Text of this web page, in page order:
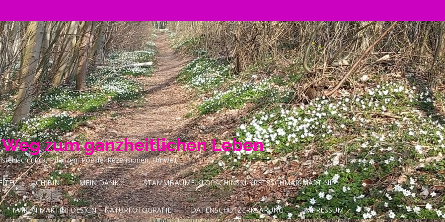
zum ganzheitlichen Leben
Pflanzen, Poesie, Rezensionen, Umwelt
ICH BIN MEIN DANK… STAMMBÄUME KLOPSCHINSKI-KRETZSCHMAR-MARTINI
MAREN MARTINI DESIGN – NATURFOTOGRAFIE DATENSCHUTZERKLÄRUNG IMPRESSUM